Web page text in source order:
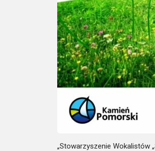
„Stowarzyszenie Wokalistów